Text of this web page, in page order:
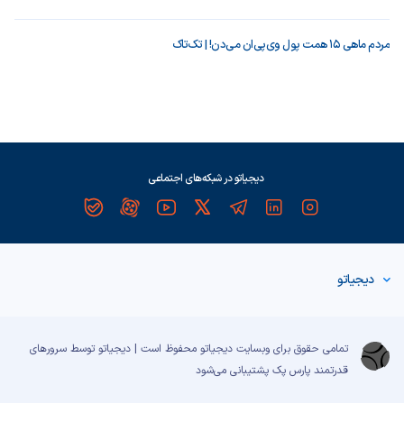
مردم ماهی ۱۵ همت پول وی‌پی‌ان می‌دن! | تک‌تاک
دیجیاتو در شبکه‌های اجتماعی
دیجیاتو
تمامی حقوق برای وبسایت دیجیاتو محفوظ است | دیجیاتو توسط سرورهای
قدرتمند پارس پک پشتیبانی می‌شود